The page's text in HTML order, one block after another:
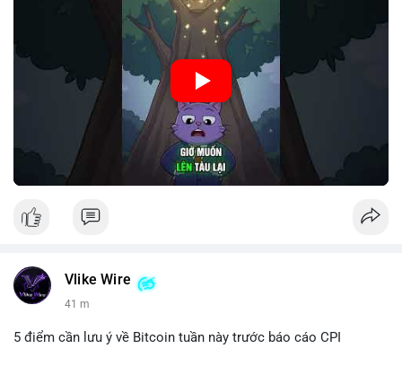
🎥 Xem video trực tiếp tại:
Nguồn: Cú Thông Thái
Vlike Wire
41 m
5 điểm cần lưu ý về Bitcoin tuần này trước báo cáo CPI